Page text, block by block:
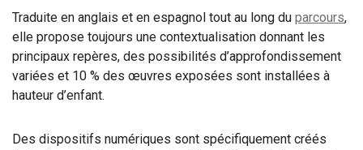
Traduite en anglais et en espagnol tout au long du parcours,
elle propose toujours une contextualisation donnant les
principaux repères, des possibilités d’approfondissement
variées et 10 % des œuvres exposées sont installées à
hauteur d’enfant.
Des dispositifs numériques sont spécifiquement créés